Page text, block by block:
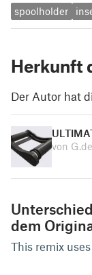
spoolholder
Herkunft
Der Autor hat
von
dem
This remix